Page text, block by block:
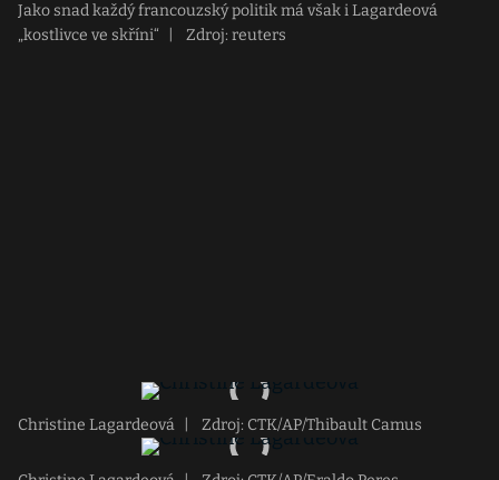
Jako snad každý francouzský politik má však i Lagardeová
„kostlivce ve skříni“
Zdroj: reuters
Christine Lagardeová Zdroj: CTK/AP/Thibault Camus